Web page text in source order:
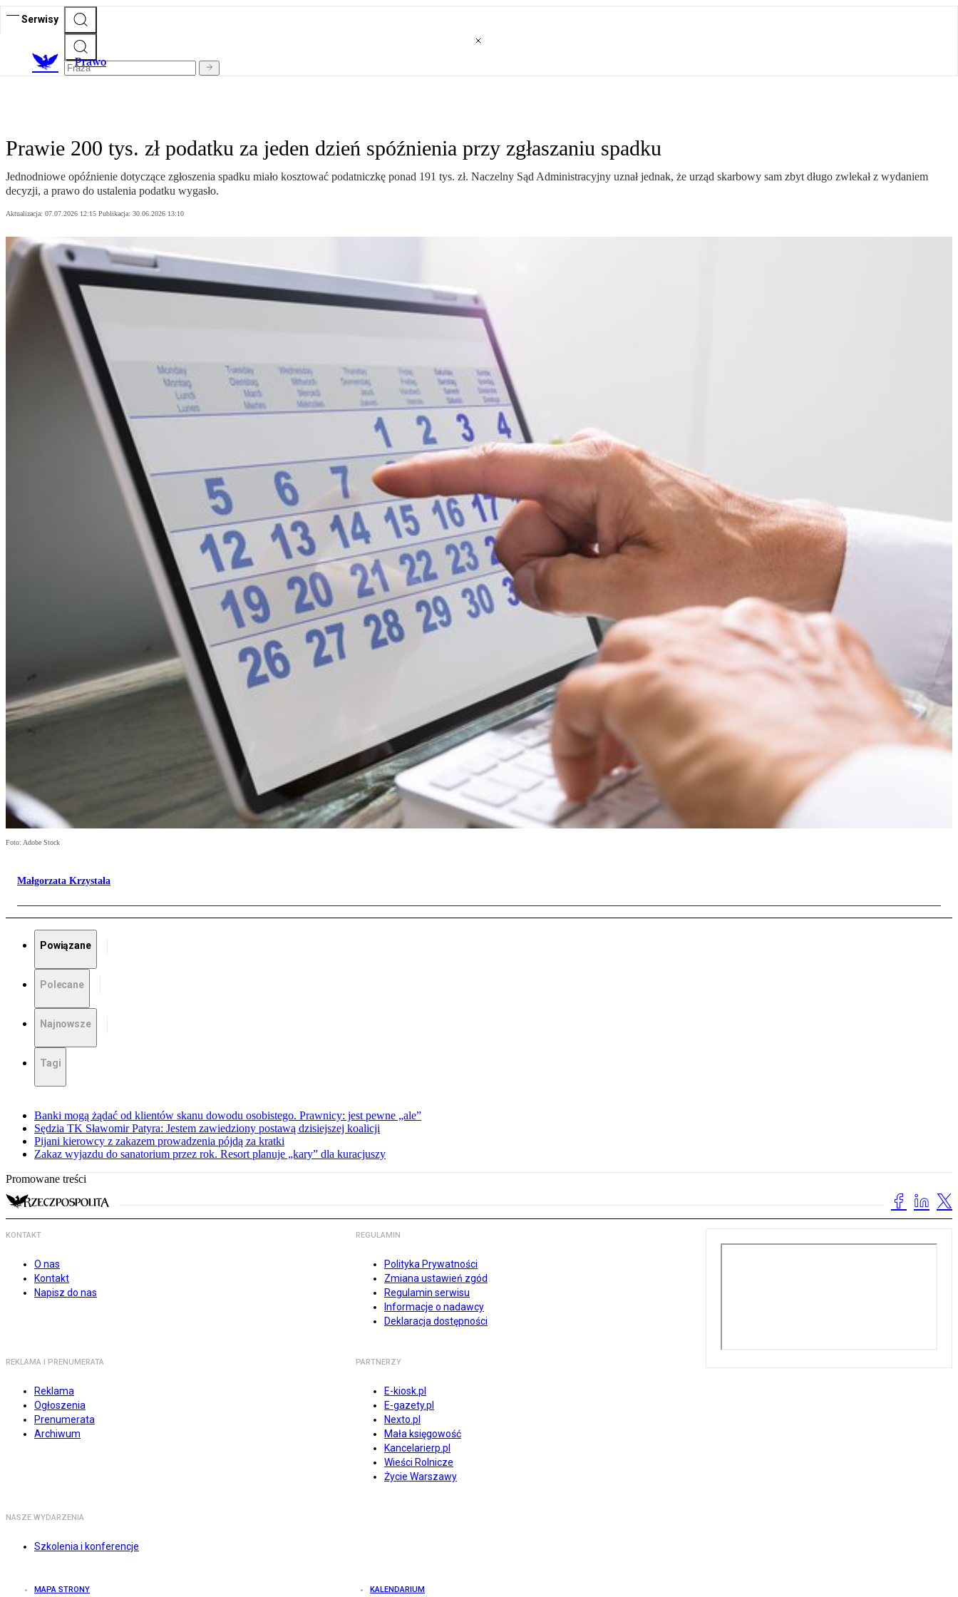
Serwisy
Prawo
Prawie 200 tys. zł podatku za jeden dzień spóźnienia przy zgłaszaniu spadku
Jednodniowe opóźnienie dotyczące zgłoszenia spadku miało kosztować podatniczkę ponad 191 tys. zł. Naczelny Sąd Administracyjny uznał jednak, że urząd skarbowy sam zbyt długo zwlekał z wydaniem
decyzji, a prawo do ustalenia podatku wygasło.
Aktualizacja: 07.07.2026 12:15 Publikacja: 30.06.2026 13:10
Foto: Adobe Stock
Małgorzata Krzystała
Powiązane
Polecane
Najnowsze
Tagi
Banki mogą żądać od klientów skanu dowodu osobistego. Prawnicy: jest pewne „ale”
Sędzia TK Sławomir Patyra: Jestem zawiedziony postawą dzisiejszej koalicji
Pijani kierowcy z zakazem prowadzenia pójdą za kratki
Zakaz wyjazdu do sanatorium przez rok. Resort planuje „kary” dla kuracjuszy
Promowane treści
KONTAKT
O nas
Kontakt
Napisz do nas
REGULAMIN
Polityka Prywatności
Zmiana ustawień zgód
Regulamin serwisu
Informacje o nadawcy
Deklaracja dostępności
REKLAMA I PRENUMERATA
Reklama
Ogłoszenia
Prenumerata
Archiwum
PARTNERZY
E-kiosk.pl
E-gazety.pl
Nexto.pl
Mała księgowość
Kancelarierp.pl
Wieści Rolnicze
Życie Warszawy
NASZE WYDARZENIA
Szkolenia i konferencje
MAPA STRONY KALENDARIUM